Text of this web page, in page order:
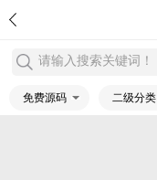
请输入搜索关键词！
免费源码 二级分类